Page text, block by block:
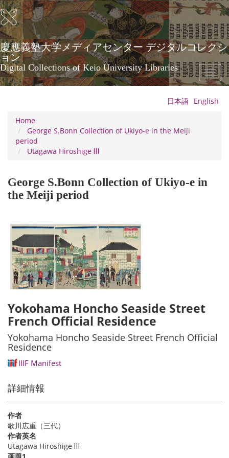
Skip
to
main
content
慶應義塾大学メディアセンター デジタルコレクシ
ョン
Digital Collections of Keio University Libraries
Toggle
日本語 English
Home
George S.Bonn Collection of Ukiyo-e in the Meiji
period
Utagawa Hiroshige Ⅲ
George S.Bonn Collection of Ukiyo-e in
the Meiji period
Yokohama Honcho Seaside Street
French Official Residence
Yokohama Honcho Seaside Street French Official
Residence
IIIF Manifest
詳細情報
作者
歌川広重（三代）
作者英名
Utagawa Hiroshige Ⅲ